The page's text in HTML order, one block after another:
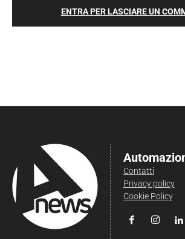
ENTRA PER LASCIARE UN
Contatti
Privacy policy
Cookie Policy